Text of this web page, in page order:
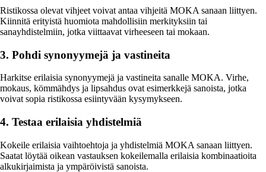
Ristikossa olevat vihjeet voivat antaa vihjeitä MOKA sanaan liittyen.
Kiinnitä erityistä huomiota mahdollisiin merkityksiin tai
sanayhdistelmiin, jotka viittaavat virheeseen tai mokaan.
3. Pohdi synonyymejä ja vastineita
Harkitse erilaisia synonyymejä ja vastineita sanalle MOKA. Virhe,
mokaus, kömmähdys ja lipsahdus ovat esimerkkejä sanoista, jotka
voivat sopia ristikossa esiintyvään kysymykseen.
4. Testaa erilaisia yhdistelmiä
Kokeile erilaisia vaihtoehtoja ja yhdistelmiä MOKA sanaan liittyen.
Saatat löytää oikean vastauksen kokeilemalla erilaisia kombinaatioita
alkukirjaimista ja ympäröivistä sanoista.